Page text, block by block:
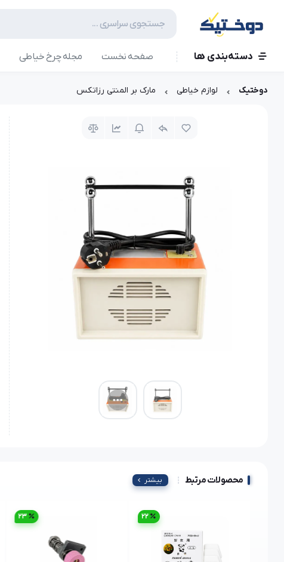
دسته‌بندی ها صفحه نخست مجله چرخ خیاطی
دوختیک لوازم خیاطی مارک بر المنتی رزاتکس
محصولات مرتبط بیشتر
22
23